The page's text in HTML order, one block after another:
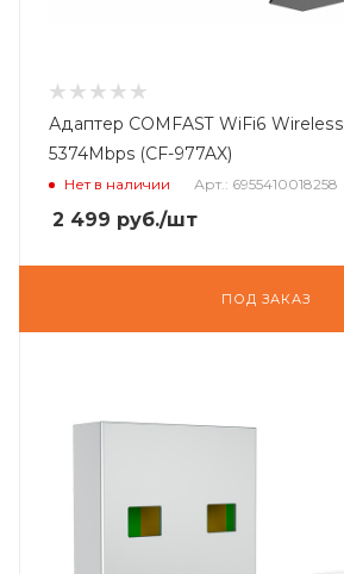
Адаптер COMFAST WiFi6
5374Mbps (CF-977AX)
Нет в наличии Арт.: 6955410018258
2 499 руб./шт
ПОД ЗАКАЗ